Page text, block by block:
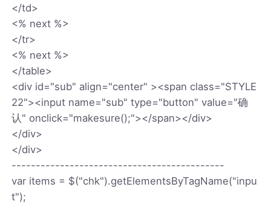
</td>
<% next %>
</tr>
<% next %>
</table>
<div id="sub" align="center" ><span class="STYLE
22"><input name="sub" type="button" value="确
认" onclick="makesure();"></span></div>
</div>
</div>
--------------------------------------------
var items = $("chk").getElementsByTagName("inpu
t");